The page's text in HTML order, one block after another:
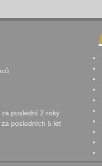
poslední 2 roky
posledních 5 let